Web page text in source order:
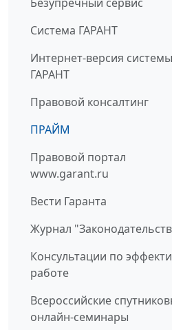
Система ГАРАНТ
Интернет-версия системы
ГАРАНТ
Правовой консалтинг
ПРАЙМ
Правовой портал
www.garant.ru
Вести Гаранта
Журнал
Консультации по
работе
Всероссийские
онлайн-семинары